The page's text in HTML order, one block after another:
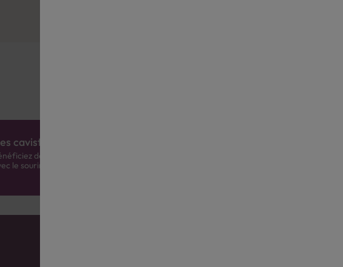
cavistes à votre écoute
de conseils sur-mesure et repartez
le sourire :)